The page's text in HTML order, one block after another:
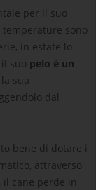
per il suo
sono
in estate lo
suo pelo è un
sua
dal
bene di dotare i
attraverso
cane perde in